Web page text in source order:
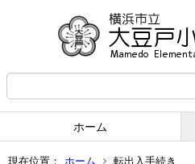
ホーム
現在位置： ホーム 転出入手続き